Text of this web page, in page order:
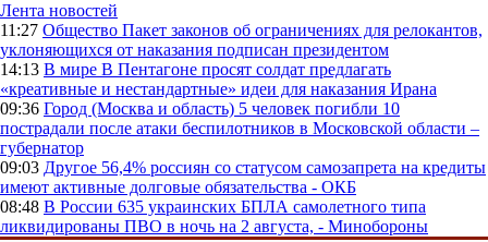
Лента новостей
11:27 Общество Пакет законов об ограничениях для релокантов,
уклоняющихся от наказания подписан президентом
14:13 В мире В Пентагоне просят солдат предлагать
«креативные и нестандартные» идеи для наказания Ирана
09:36 Город (Москва и область) 5 человек погибли 10
пострадали после атаки беспилотников в Московской области –
губернатор
09:03 Другое 56,4% россиян со статусом самозапрета на кредиты
имеют активные долговые обязательства - ОКБ
08:48 В России 635 украинских БПЛА самолетного типа
ликвидированы ПВО в ночь на 2 августа, - Минобороны